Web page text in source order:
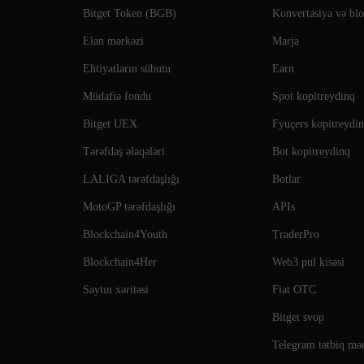
Bitget Token (BGB)
Elan mərkəzi
Ehtiyatların sübutu
Müdafiə fondu
Bitget UEX
Tərəfdaş əlaqələri
LALIGA tərəfdaşlığı
MotoGP tərəfdaşlığı
Blockchain4Youth
Blockchain4Her
Saytın xəritəsi
Konvertasiya və
Marja
Earn
Spot kopitreydinq
Fyuçers
Bot kopitreydinq
Botlar
APIs
TraderPro
Web3 pul kisəsi
Fiat OTC
Bitget svop
Telegram tətbiq